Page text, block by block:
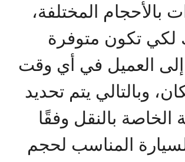
بالأحجام المختلفة،
لكي تكون متوفرة
العميل في أي وقت
وبالتالي يتم تحديد
الخاصة بالنقل وفقًا
المناسب لحجم